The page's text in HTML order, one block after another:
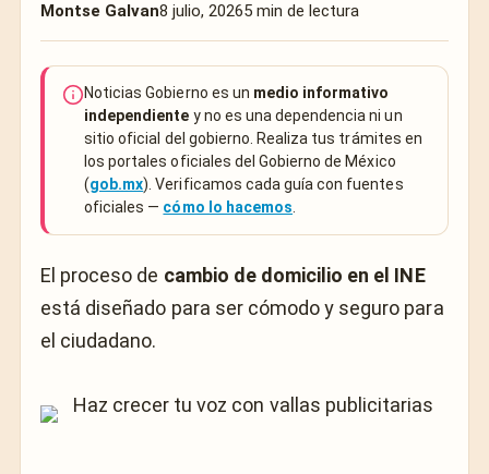
Montse Galvan8 julio, 20265 min de lectura
Noticias Gobierno es un medio informativo
independiente y no es una dependencia ni un
sitio oficial del gobierno. Realiza tus trámites en
los portales oficiales del Gobierno de México
(gob.mx). Verificamos cada guía con fuentes
oficiales — cómo lo hacemos
El proceso de cambio de domicilio en el INE
está diseñado para ser cómodo y seguro para
el ciudadano.